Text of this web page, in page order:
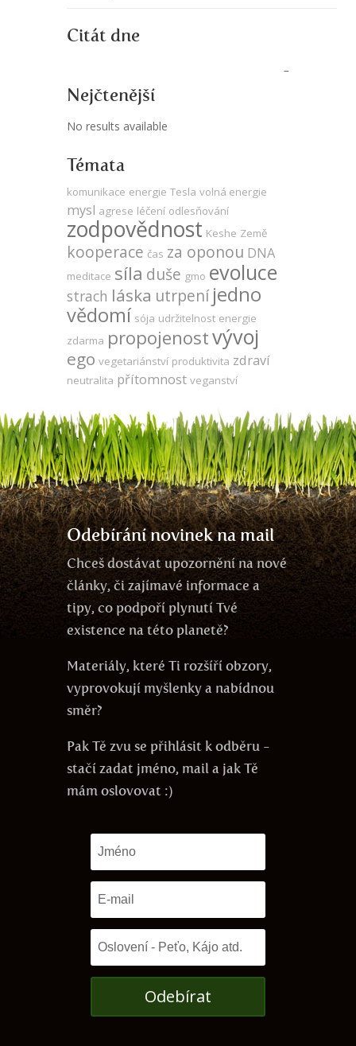
Citát dne
Nejčtenější
No results available
Témata
komunikace energie Tesla volná energie
mysl agrese léčení odlesňování
zodpovědnost Keshe Země
kooperace čas za oponou DNA
meditace síla duše gmo evoluce
strach láska utrpení jedno
vědomí sója udržitelnost energie
zdarma propojenostvývoj
ego vegetariánství produktivita zdraví
neutralita přítomnost veganství
Odebírání novinek na mail
Chceš dostávat upozornění na nové
články, či zajímavé informace a
tipy, co podpoří plynutí Tvé
existence na této planetě?
Materiály, které Ti rozšíří obzory,
vyprovokují myšlenky a nabídnou
směr?
Pak Tě zvu se přihlásit k odběru -
stačí zadat jméno, mail a jak Tě
mám oslovovat :)
Odebírat